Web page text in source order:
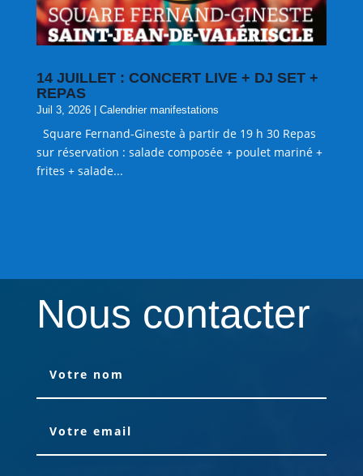
14 JUILLET : CONCERT LIVE + DJ SET +
REPAS
Juil 3, 2026| Calendrier manifestations
Square Fernand-Gineste à partir de 19 h 30 Repas
sur réservation : salade composée + poulet mariné +
frites + salade...
Nous contacter